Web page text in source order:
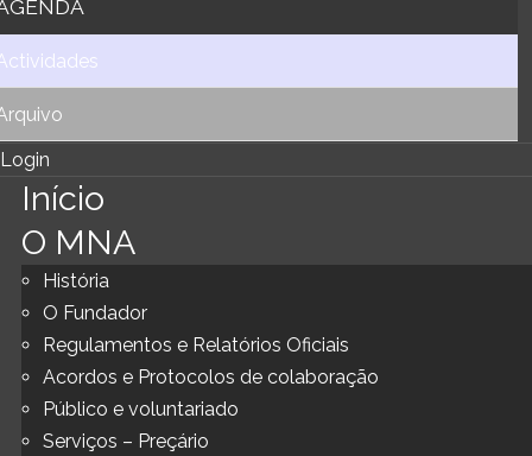
Login
Início
O MNA
História
O Fundador
Regulamentos e Relatórios Oficiais
Acordos e Protocolos de colaboração
Público e voluntariado
Serviços – Preçário